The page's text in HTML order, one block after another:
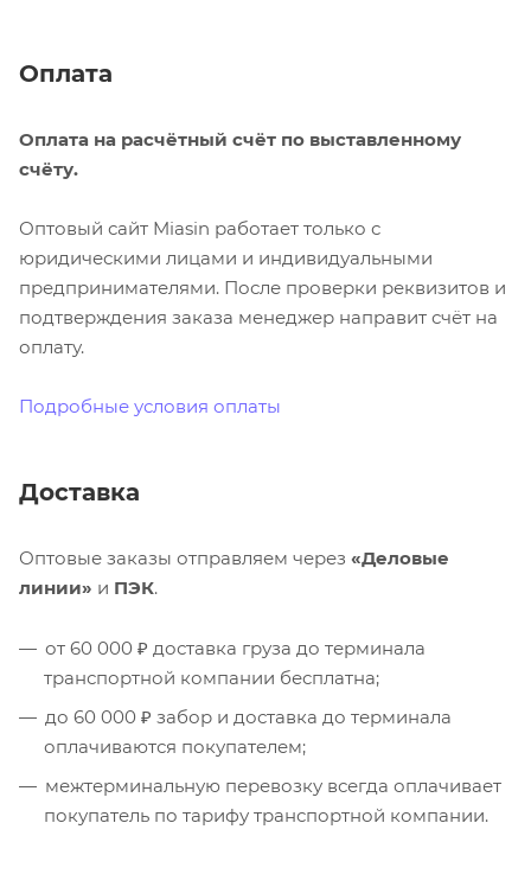
Оплата
Оплата на расчётный счёт по выставленному
счёту.
Оптовый сайт Miasin работает только с
юридическими лицами и индивидуальными
предпринимателями. После проверки реквизитов и
подтверждения заказа менеджер направит счёт на
оплату.
Подробные условия оплаты
Доставка
Оптовые заказы отправляем через «Деловые
линии» и ПЭК.
от 60 000 ₽ доставка груза до терминала
транспортной компании бесплатна;
до 60 000 ₽ забор и доставка до терминала
оплачиваются покупателем;
межтерминальную перевозку всегда оплачивает
покупатель по тарифу транспортной компании.